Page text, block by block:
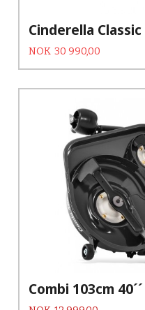
Cinderella Classic
Tilbud
NOK 30 990,00Rabatt
Combi 103cm